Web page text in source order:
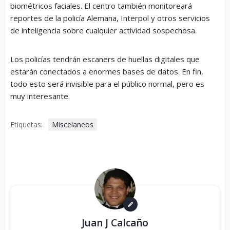
biométricos faciales. El centro también monitoreará
reportes de la policía Alemana, Interpol y otros servicios
de inteligencia sobre cualquier actividad sospechosa.
Los policías tendrán escaners de huellas digitales que
estarán conectados a enormes bases de datos. En fin,
todo esto será invisible para el público normal, pero es
muy interesante.
Etiquetas: Miscelaneos
Juan J Calcaño